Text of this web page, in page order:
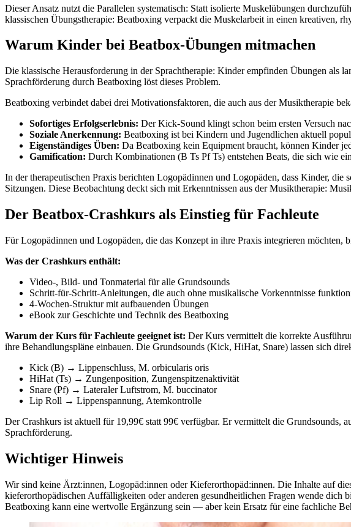
Dieser Ansatz nutzt die Parallelen systematisch: Statt isolierte Muskelübungen
klassischen Übungstherapie: Beatboxing verpackt die Muskelarbeit in einen kreativen,
Warum Kinder bei Beatbox-Übungen mitmachen
Die klassische Herausforderung in der Sprachtherapie: Kinder empfinden Übungen
Sprachförderung durch Beatboxing löst dieses Problem.
Beatboxing verbindet dabei drei Motivationsfaktoren, die auch aus der Musiktherapie
Sofortiges Erfolgserlebnis: Der Kick-Sound klingt schon beim ersten Versuch
Soziale Anerkennung: Beatboxing ist bei Kindern und Jugendlichen aktuell
Eigenständiges Üben: Da Beatboxing kein Equipment braucht, können Kinder
Gamification: Durch Kombinationen (B Ts Pf Ts) entstehen Beats, die sich wie
In der therapeutischen Praxis berichten Logopädinnen und Logopäden, dass Kinder,
Sitzungen. Diese Beobachtung deckt sich mit Erkenntnissen aus der Musiktherapie:
Der Beatbox-Crashkurs als Einstieg für Fachleute
Für Logopädinnen und Logopäden, die das Konzept in ihre Praxis integrieren möchten,
Was der Crashkurs enthält:
Video-, Bild- und Tonmaterial für alle Grundsounds
Schritt-für-Schritt-Anleitungen, die auch ohne musikalische Vorkenntnisse
4-Wochen-Struktur mit aufbauenden Übungen
eBook zur Geschichte und Technik des Beatboxing
Warum der Kurs für Fachleute geeignet ist: Der Kurs vermittelt die korrekte
ihre Behandlungspläne einbauen. Die Grundsounds (Kick, HiHat, Snare) lassen sich
Kick (B) → Lippenschluss, M. orbicularis oris
HiHat (Ts) → Zungenposition, Zungenspitzenaktivität
Snare (Pf) → Lateraler Luftstrom, M. buccinator
Lip Roll → Lippenspannung, Atemkontrolle
Der Crashkurs ist aktuell für 19,99€ statt 99€ verfügbar. Er vermittelt die
Sprachförderung.
Wichtiger Hinweis
Wir sind keine Ärzt:innen, Logopäd:innen oder Kieferorthopäd:innen. Die Inhalte auf
kieferorthopädischen Auffälligkeiten oder anderen gesundheitlichen Fragen wende
Beatboxing kann eine wertvolle Ergänzung sein — aber kein Ersatz für eine fachliche